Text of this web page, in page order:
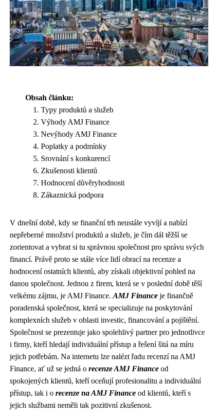
Obsah článku:
Typy produktů a služeb
Výhody AMJ Finance
Nevýhody AMJ Finance
Poplatky a podmínky
Srovnání s konkurencí
Zkušenosti klientů
Hodnocení důvěryhodnosti
Zákaznická podpora
V dnešní době, kdy se finanční trh neustále vyvíjí a nabízí
nepřeberné množství produktů a služeb, je čím dál těžší se
zorientovat a vybrat si tu správnou společnost pro správu svých
financí. Právě proto se stále více lidí obrací na recenze a
hodnocení ostatních klientů, aby získali objektivní pohled na
danou společnost. Jednou z firem, která se v poslední době těší
velkému zájmu, je AMJ Finance. AMJ Finance je finančně
poradenská společnost, která se specializuje na poskytování
komplexních služeb v oblasti investic, financování a pojištění.
Společnost se prezentuje jako spolehlivý partner pro jednotlivce
i firmy, kteří hledají individuální přístup a řešení šitá na míru
jejich potřebám. Na internetu lze nalézt řadu recenzí na AMJ
Finance, ať už se jedná o recenze AMJ Finance od
spokojených klientů, kteří oceňují profesionalitu a individuální
přístup, tak i o recenze na AMJ Finance od klientů, kteří s
jejich službami neměli tak pozitivní zkušenost.